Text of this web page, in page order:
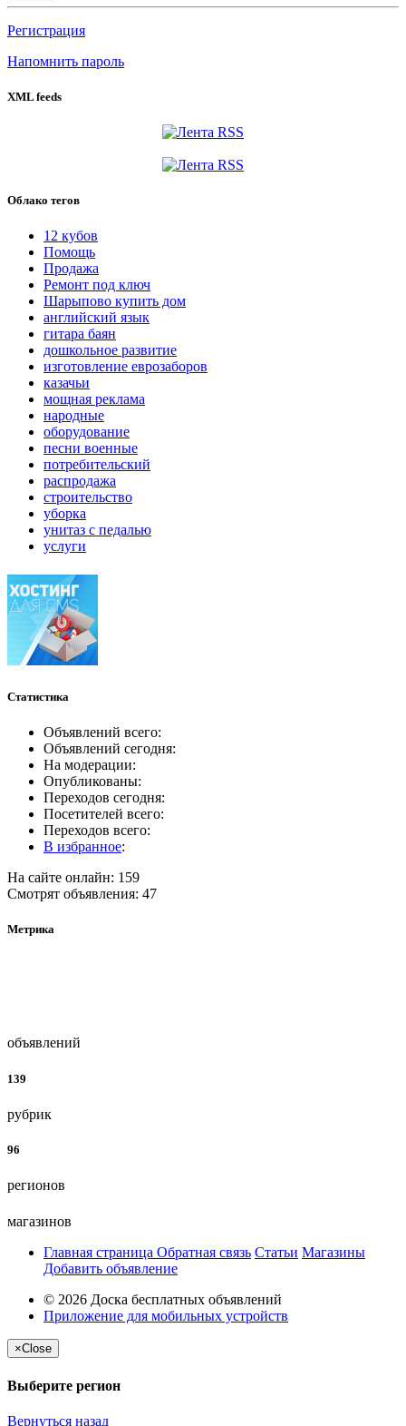
Регистрация
Напомнить пароль
XML feeds
Облако тегов
12 кубов
Помощь
Продажа
Ремонт под ключ
Шарыпово купить дом
английский язык
гитара баян
дошкольное развитие
изготовление еврозаборов
казачьи
мощная реклама
народные
оборудование
песни военные
потребительский
распродажа
строительство
уборка
унитаз с педалью
услуги
Статистика
Объявлений всего:
Объявлений сегодня:
На модерации:
Опубликованы:
Переходов сегодня:
Посетителей всего:
Переходов всего:
В избранное:
На сайте онлайн: 159
Смотрят объявления: 47
Метрика
объявлений
139
рубрик
96
регионов
магазинов
Главная страница Обратная связь Статьи Магазины
Добавить объявление
© 2026 Доска бесплатных объявлений
Приложение для мобильных устройств
×Close
Выберите регион
Вернуться назад